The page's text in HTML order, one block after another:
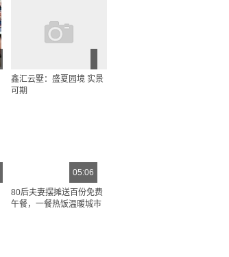
鑫汇云墅：盛夏园境 实景
可期
05:06
80后夫妻摆摊送百份免费
午餐，一餐热饭温暖城市